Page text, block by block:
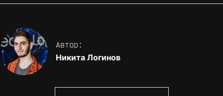
Автор:
Никита Логинов